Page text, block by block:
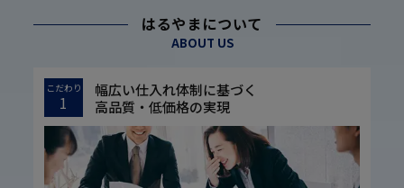
はるやまについて
ABOUT US
こだわり
1
幅広い仕入れ体制に基づく
高品質・低価格の実現